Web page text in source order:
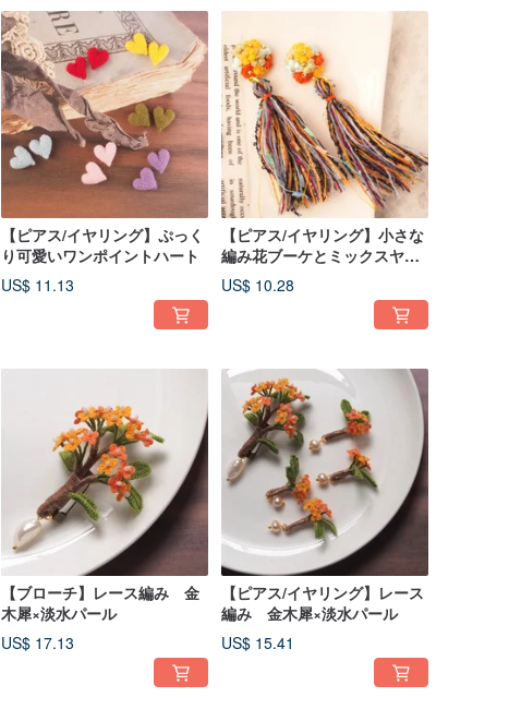
【ピアス/イヤリング】ぷっく
り可愛いワンポイントハート
US$ 11.13
【ピアス/イヤリング】小さな
編み花ブーケとミックスヤー
ンのタッセル
US$ 10.28
【ブローチ】レース編み 金
木犀×淡水パール
US$ 17.13
【ピアス/イヤリング】レース
編み 金木犀×淡水パール
US$ 15.41